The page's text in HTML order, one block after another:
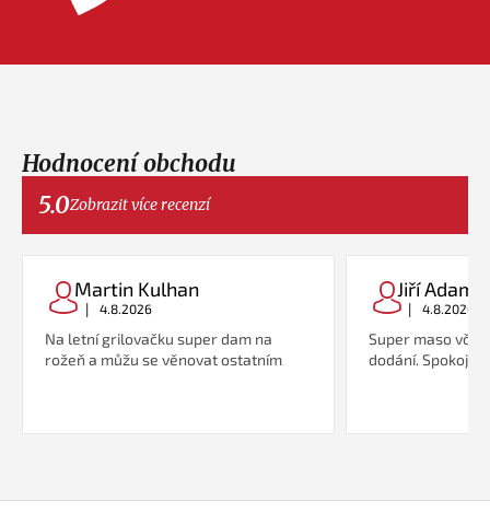
Hodnocení obchodu
5.0Zobrazit více recenzí
Martin Kulhan
| 4.8.2026
Na letní grilovačku super dam na
rožeň a můžu se věnovat ostatním
Jiří
| 4.8.2026
Super maso
dodání.